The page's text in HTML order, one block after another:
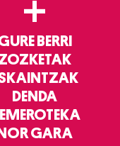
+
BERRI
DENDA
NOR GARA